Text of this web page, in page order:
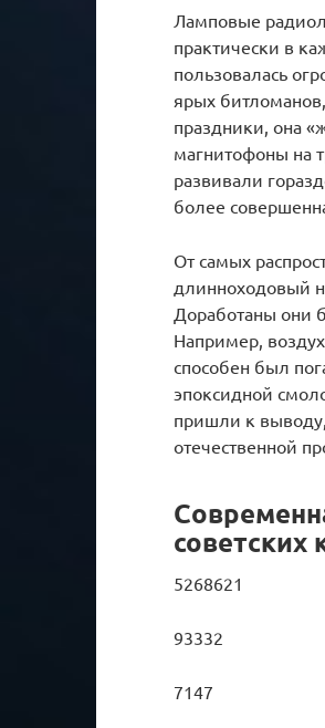
Ламповые
практически в
пользовалась
ярых
праздники, она
магнитофоны на
развивали
более
От самых
длинноходовый
Доработаны они
Например,
способен был
эпоксидной
пришли к выводу,
отечественной
советских
5268621
93332
7147